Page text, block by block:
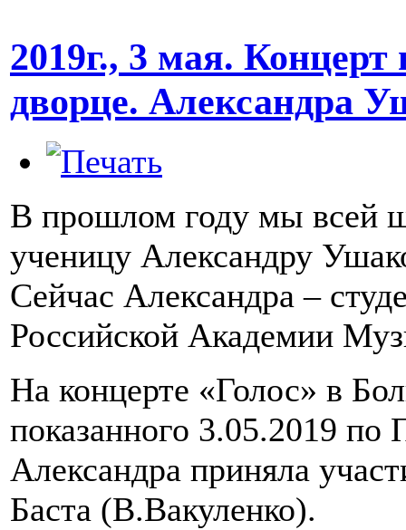
2019г., 3 мая.
дворце. Александра
В прошлом году мы всей
ученицу Александру
Сейчас Александра –
Российской Академии
На концерте «Голос» в
показанного 3.05.2019 по
Александра приняла
Баста (В.Вакуленко).